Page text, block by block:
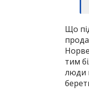
Що
тим
люди